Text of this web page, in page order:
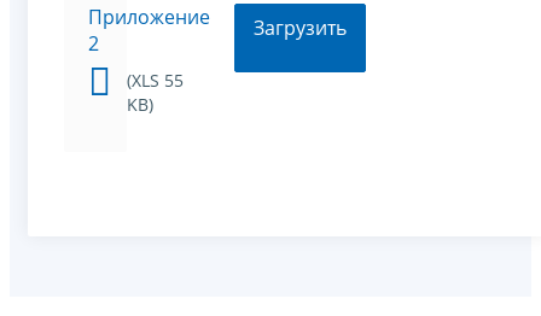
Приложение
2
(XLS 55
KB)
Загрузить